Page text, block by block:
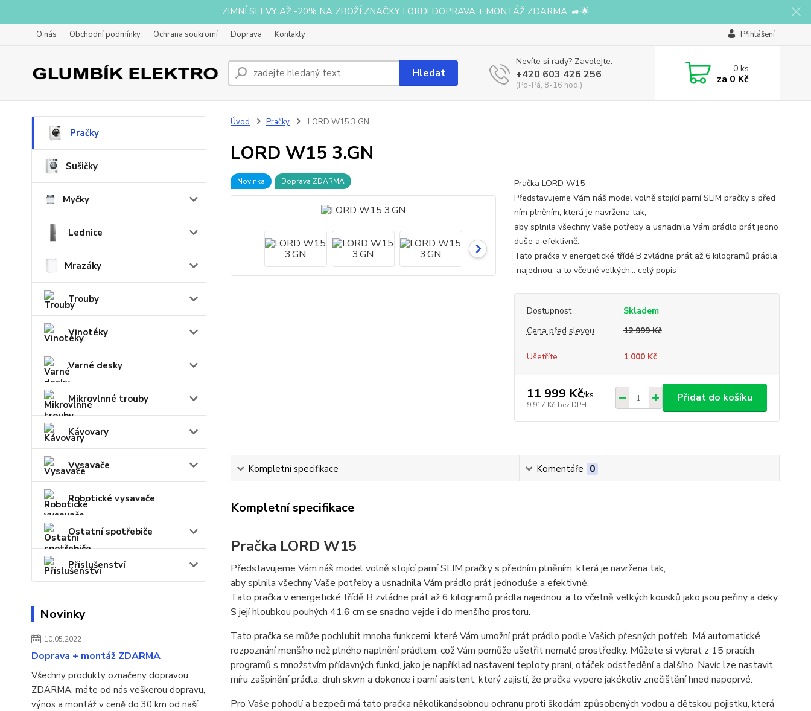
ZIMNÍ SLEVY AŽ -20% NA ZBOŽÍ ZNAČKY LORD! DOPRAVA + MONTÁŽ ZDARMA. 🚙🌟
O nás Obchodní podmínky Ochrana soukromí Doprava Kontakty Přihlášení
Hledat
Nevíte si rady? Zavolejte.
+420 603 426 256
(Po-Pá, 8-16 hod.)
0ks
za 0 Kč
Pračky
Sušičky
Myčky
Lednice
Mrazáky
Trouby
Vinotéky
Varné desky
Mikrovlnné trouby
Kávovary
Vysavače
Robotické vysavače
Ostatní spotřebiče
Příslušenství
Novinky
10.05.2022
Doprava + montáž ZDARMA
Všechny produkty označeny dopravou
ZDARMA, máte od nás veškerou dopravu,
výnos a montáž v ceně do 30 km od naší
Úvod Pračky LORD W15 3.GN
LORD W15 3.GN
Novinka Doprava ZDARMA
Pračka LORD W15
Představujeme Vám náš model volně stojící parní SLIM pračky s před
ním plněním, která je navržena tak,
aby splnila všechny Vaše potřeby a usnadnila Vám prádlo prát jedno
duše a efektivně.
Tato pračka v energetické třídě B zvládne prát až 6 kilogramů prádla
najednou, a to včetně velkých... celý popis
Dostupnost
Skladem
Cena před slevou
12 999 Kč
Ušetříte 1 000 Kč
11 999 Kč/ks
9 917 Kč bez DPH
Přidat do košíku
Kompletní specifikace Komentáře 0
Kompletní specifikace
Pračka LORD W15
Představujeme Vám náš modelvolně stojícíparníSLIM pračkys předním plněním, která je navržena tak,
abysplnila všechnyVaše potřebya usnadnila Vám prádlo prátjednoduše a efektivně.
Tato pračka venergetické třídě B zvládne prátaž6 kilogramů prádla najednou, a to včetně velkých kousků jako jsou peřinya deky.
S jejíhloubkou pouhých 41,6 cm se snadno vejde i do menšího prostoru.
Tato pračka se může pochlubit mnoha funkcemi, které Vám umožní prát prádlo podle Vašich přesných potřeb. Má automatické
rozpoznání menšího než plného naplnění prádlem, což Vám pomůže ušetřit nemalé prostředky. Můžete si vybrat z 15 pracích
programů s množstvím přídavných funkcí, jako je například nastavení teploty praní, otáček odstředění a dalšího. Navíc lze nastavit
míru zašpinění prádla, druh skvrn a dokonce i parní asistent, který zajistí, že pračka vypere jakékoliv znečištění hned napoprvé.
Pro Vaše pohodlí a bezpečí má tato pračka několikanásobnou ochranu proti škodám způsobených vodou a dětskou pojistku, která